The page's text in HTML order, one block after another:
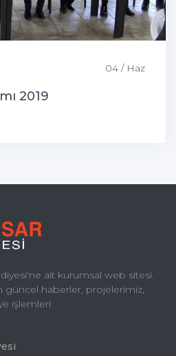
04 / Haz
2019
ait kurumsal web sitesi.
güncel haberler, projelerimiz,
işlemleri